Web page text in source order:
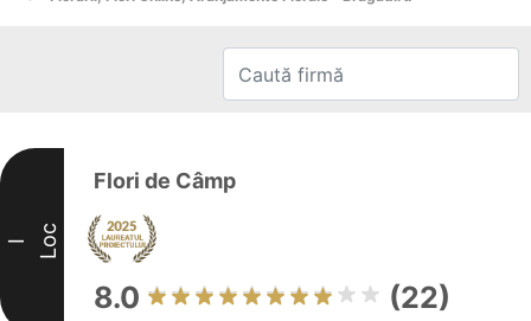
I Loc
Flori de Câmp
8.0 (22)